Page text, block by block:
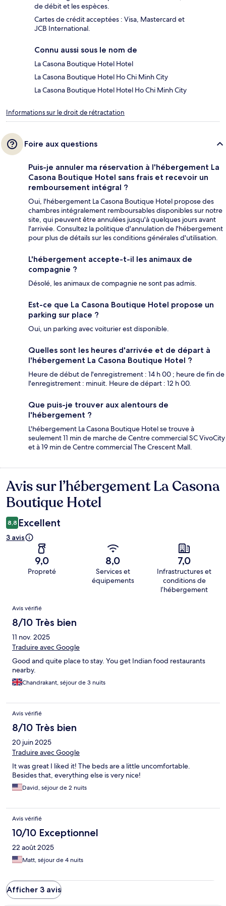
de débit et les espèces.
Cartes de crédit acceptées : Visa, Mastercard et
JCB International.
Connu aussi sous le nom de
La Casona Boutique Hotel Hotel
La Casona Boutique Hotel Ho Chi Minh City
La Casona Boutique Hotel Hotel Ho Chi Minh City
Informations sur le droit de rétractation
Foire aux questions
Puis-je annuler ma réservation à l'hébergement La
Casona Boutique Hotel sans frais et recevoir un
remboursement intégral ?
Oui, l'hébergement La Casona Boutique Hotel propose des
chambres intégralement remboursables disponibles sur notre
site, qui peuvent être annulées jusqu'à quelques jours avant
l'arrivée. Consultez la politique d'annulation de l'hébergement
pour plus de détails sur les conditions générales d'utilisation.
L'hébergement accepte-t-il les animaux de
compagnie ?
Désolé, les animaux de compagnie ne sont pas admis.
Est-ce que La Casona Boutique Hotel propose un
parking sur place ?
Oui, un parking avec voiturier est disponible.
Quelles sont les heures d'arrivée et de départ à
l'hébergement La Casona Boutique Hotel ?
Heure de début de l'enregistrement : 14 h 00 ; heure de fin de
l'enregistrement : minuit. Heure de départ : 12 h 00.
Que puis-je trouver aux alentours de
l'hébergement ?
L'hébergement La Casona Boutique Hotel se trouve à
seulement 11 min de marche de Centre commercial SC VivoCity
et à 19 min de Centre commercial The Crescent Mall.
Avis
Avis sur l’hébergement La Casona
Boutique Hotel
8,8 Excellent
3 avis
9,0
Propreté
8,0
Services et
équipements
7,0
Infrastructures et
conditions de
l’hébergement
Avis
Avis vérifié
8/10 Très bien
11 nov. 2025
Traduire avec Google
Good and quite place to stay. You get Indian food restaurants
nearby.
Chandrakant, séjour de 3 nuits
Avis vérifié
8/10 Très bien
20 juin 2025
Traduire avec Google
It was great I liked it! The beds are a little uncomfortable.
Besides that, everything else is very nice!
David, séjour de 2 nuits
Avis vérifié
10/10 Exceptionnel
22 août 2025
Matt, séjour de 4 nuits
Afficher 3 avis